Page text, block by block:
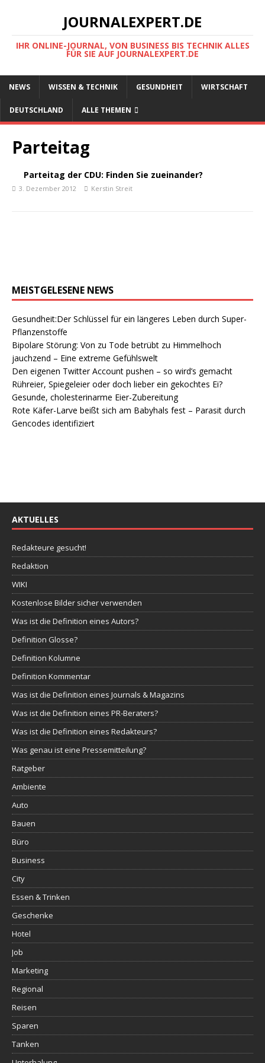
JOURNALEXPERT.DE
IHR ONLINE-JOURNAL, VON BUSINESS BIS TECHNIK ALLES
FÜR SIE AUF JOURNALEXPERT.DE
NEWS WISSEN & TECHNIK GESUNDHEIT WIRTSCHAFT
DEUTSCHLAND ALLE THEMEN
Parteitag
Parteitag der CDU: Finden Sie zueinander?
3. Dezember 2012 Kerstin Streit
MEISTGELESENE NEWS
Gesundheit:Der Schlüssel für ein längeres Leben durch Super-
Pflanzenstoffe
Bipolare Störung: Von zu Tode betrübt zu Himmelhoch
jauchzend – Eine extreme Gefühlswelt
Den eigenen Twitter Account pushen – so wird’s gemacht
Rühreier, Spiegeleier oder doch lieber ein gekochtes Ei?
Gesunde, cholesterinarme Eier-Zubereitung
Rote Käfer-Larve beißt sich am Babyhals fest – Parasit durch
Gencodes identifiziert
AKTUELLES
Redakteure gesucht!
Redaktion
WIKI
Kostenlose Bilder sicher verwenden
Was ist die Definition eines Autors?
Definition Glosse?
Definition Kolumne
Definition Kommentar
Was ist die Definition eines Journals & Magazins
Was ist die Definition eines PR-Beraters?
Was ist die Definition eines Redakteurs?
Was genau ist eine Pressemitteilung?
Ratgeber
Ambiente
Auto
Bauen
Büro
Business
City
Essen & Trinken
Geschenke
Hotel
Job
Marketing
Regional
Reisen
Sparen
Tanken